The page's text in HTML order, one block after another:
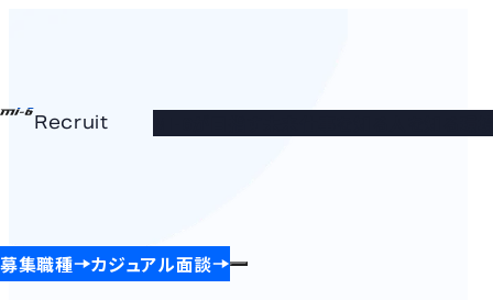
Recruit
募集職種
カジュアル面談
データ解析
募集職種 カジュアル面談
MI-6が
ソリューション開発